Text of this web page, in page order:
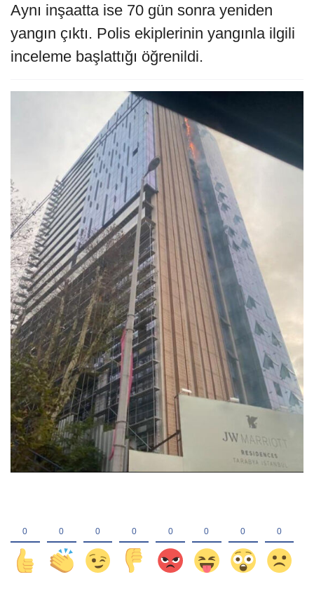
Aynı inşaatta ise 70 gün sonra yeniden
yangın çıktı. Polis ekiplerinin yangınla ilgili
inceleme başlattığı öğrenildi.